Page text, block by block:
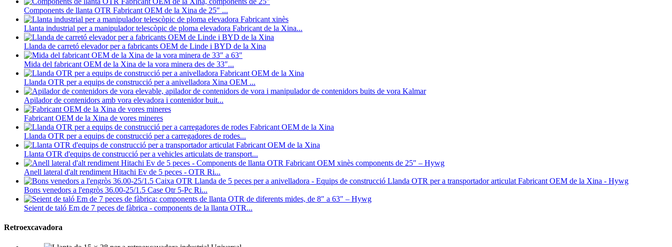
Components de llanta OTR Fabricant OEM de la Xina de 25″ ...
Llanta industrial per a manipulador telescòpic de ploma elevadora Fabricant de la Xina...
Llanda de carretó elevador per a fabricants OEM de Linde i BYD de la Xina
Mida del fabricant OEM de la Xina de la vora minera des de 33″...
Llanda OTR per a equips de construcció per a anivelladora Xina OEM ...
Apilador de contenidors amb vora elevadora i contenidor buit...
Fabricant OEM de la Xina de vores mineres
Llanda OTR per a equips de construcció per a carregadores de rodes...
Llanta OTR d'equips de construcció per a vehicles articulats de transport...
Anell lateral d'alt rendiment Hitachi Ev de 5 peces - OTR Ri...
Bons venedors a l'engròs 36.00-25/1.5 Case Otr 5-Pc Ri...
Seient de taló Em de 7 peces de fàbrica - components de la llanta OTR...
Retroexcavadora